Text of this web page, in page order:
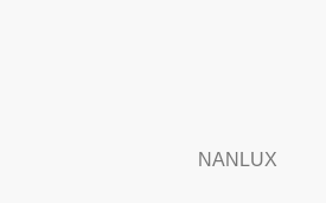
NANLUX